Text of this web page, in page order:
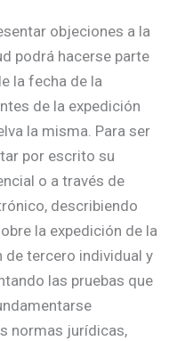
objeciones a la
podrá hacerse parte
la fecha de la
de la expedición
la misma. Para ser
por escrito su
o a través de
describiendo
la expedición de la
de tercero individual y
las pruebas que
normas jurídicas,